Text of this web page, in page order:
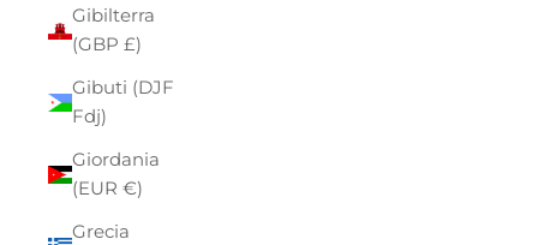
Gibilterra
(GBP £)
Gibuti (DJF
Fdj)
Giordania
(EUR €)
Grecia